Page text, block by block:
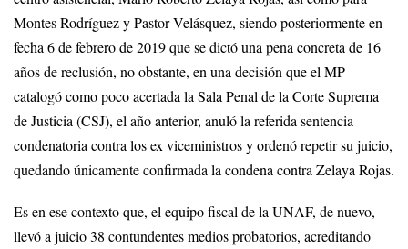
Montes Rodríguez y Pastor Velásquez, siendo posteriormente en
fecha 6 de febrero de 2019 que se dictó una pena concreta de 16
años de reclusión, no obstante, en una decisión que el MP
catalogó como poco acertada la Sala Penal de la Corte Suprema
de Justicia (CSJ), el año anterior, anuló la referida sentencia
condenatoria contra los ex viceministros y ordenó repetir su juicio,
quedando únicamente confirmada la condena contra Zelaya Rojas.
Es en ese contexto que, el equipo fiscal de la UNAF, de nuevo,
llevó a juicio 38 contundentes medios probatorios, acreditando